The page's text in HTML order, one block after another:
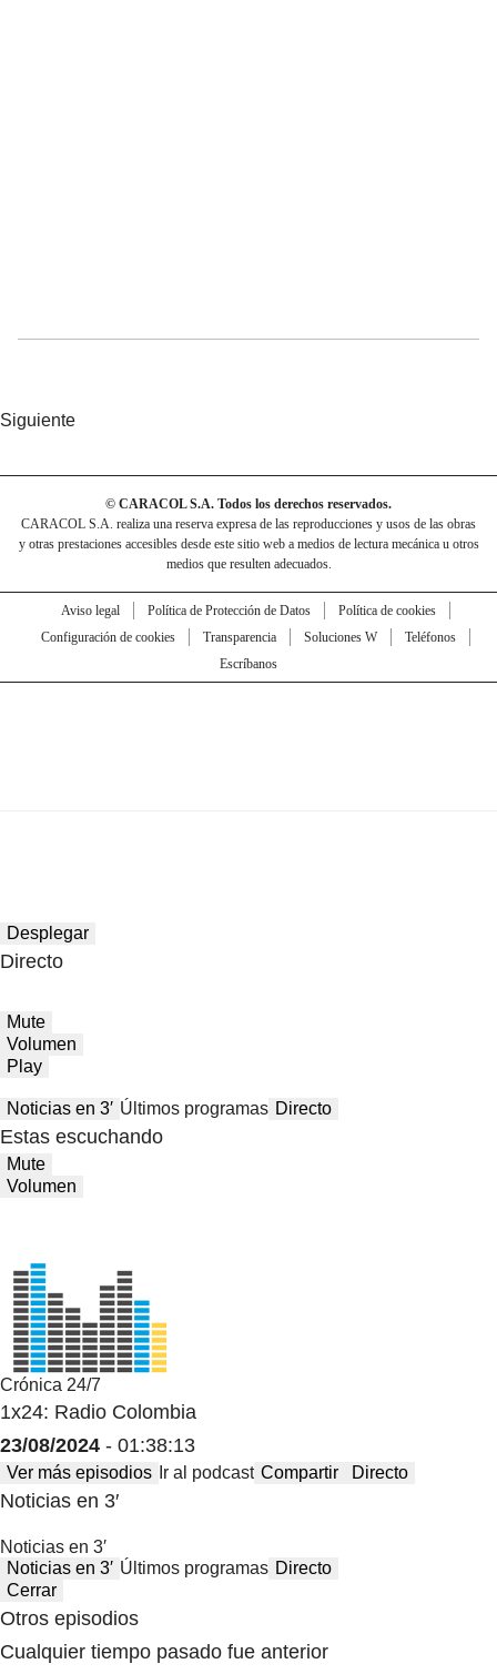
Siguiente
© CARACOL S.A. Todos los derechos reservados.
CARACOL S.A. realiza una reserva expresa de las reproducciones y usos de las obras
y otras prestaciones accesibles desde este sitio web a medios de lectura mecánica u otros
medios que resulten adecuados.
Aviso legal Política de Protección de Datos
Política de cookies
Configuración de cookies
Transparencia Soluciones W
Teléfonos
Escríbanos
Desplegar
Directo
Mute
Volumen
Play
Noticias en 3′ Últimos programas Directo
Estas escuchando
Mute
Volumen
Crónica 24/7
1x24: Radio Colombia
23/08/2024 - 01:38:13
Ver más episodios Ir al podcast Compartir Directo
Noticias en 3′
Noticias en 3′
Noticias en 3′ Últimos programas Directo
Cerrar
Otros episodios
Cualquier tiempo pasado fue anterior